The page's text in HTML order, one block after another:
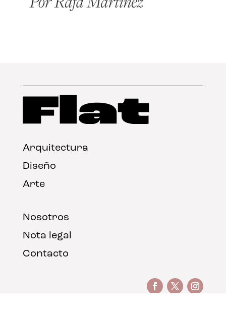
Arquitectura
Diseño
Arte
Nosotros
Nota legal
Contacto